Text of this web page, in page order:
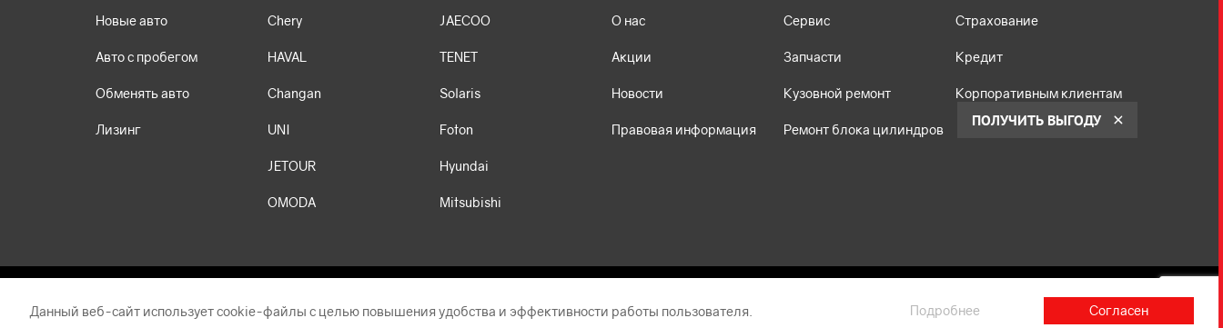
Новые авто
Авто с пробегом
Обменять авто
Лизинг
Chery
HAVAL
Changan
UNI
JETOUR
OMODA
JAECOO
TENET
Solaris
Foton
Hyundai
Mitsubishi
О нас
Акции
Новости
Правовая информация
Сервис
Запчасти
Кузовной ремонт
Ремонт блока цилиндров
Страхование
Кредит
Корпоративным клиентам
Обращаем ваше внимание на то, что данный Интернет-сайт носит исключительно информационный характер и ни при каких условиях не является публичной офертой, определяемой
Данный веб-сайт использует cookie-файлы с целью повышения удобства и эффективности работы пользователя. Подробнее Согласен
ПОЛУЧИТЬ ВЫГОДУ